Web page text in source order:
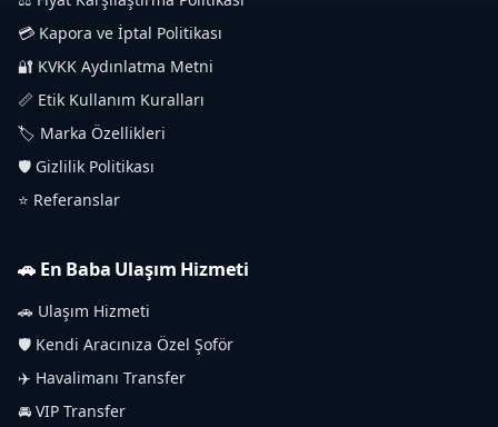
💳 Kapora ve İptal Politikası
🔐 KVKK Aydınlatma Metni
📏 Etik Kullanım Kuralları
🏷️ Marka Özellikleri
🛡️ Gizlilik Politikası
⭐ Referanslar
🚗 En Baba Ulaşım Hizmeti
🚗 Ulaşım Hizmeti
🛡️ Kendi Aracınıza Özel Şoför
✈️ Havalimanı Transfer
🚘 VIP Transfer